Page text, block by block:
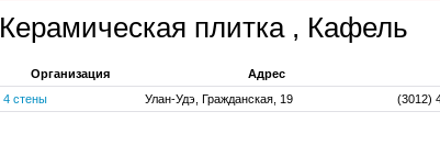
Керамическая плитка , Кафель
Организация Адрес
4 стены
Улан-Удэ, Гражданская, 19 (3012)